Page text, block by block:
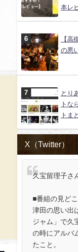
本レ
【高
の悪
とり
トな
トま
X（Twitter）
久宝留理子さ
■番組の見ど
津田の思い出
ジャム」で久
の時にアルバ
たこと。